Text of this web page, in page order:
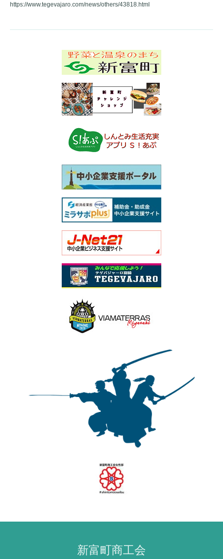
https://www.tegevajaro.com/news/others/43818.html
新富町商工会